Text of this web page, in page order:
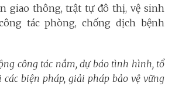
giao thông, trật tự đô thị, vệ sinh
tác phòng, chống dịch bệnh
công tác nắm, dự báo tình hình, tổ
biện pháp, giải pháp bảo vệ vững